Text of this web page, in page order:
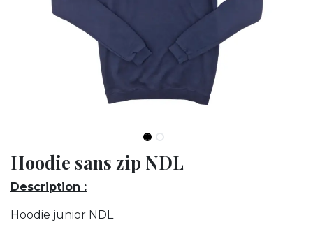
Hoodie sans zip NDL
Description :
Hoodie junior NDL